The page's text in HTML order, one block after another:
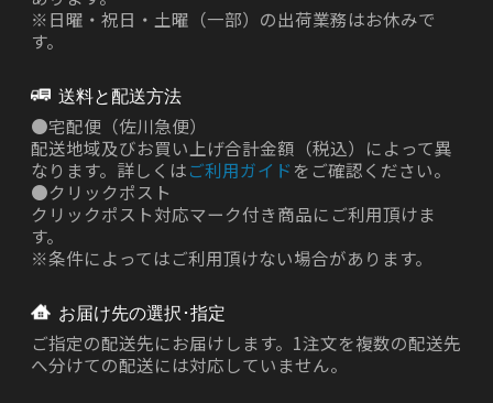
※日曜・祝日・土曜（一部）の出荷業務はお休みで
す。
送料と配送方法
●宅配便（佐川急便）
配送地域及びお買い上げ合計金額（税込）によって異
なります。詳しくはご利用ガイド をご確認ください。
●クリックポスト
クリックポスト対応マーク付き商品にご利用頂けま
す。
※条件によってはご利用頂けない場合があります。
お届け先の選択･指定
ご指定の配送先にお届けします。1注文を複数の配送先
へ分けての配送には対応していません。